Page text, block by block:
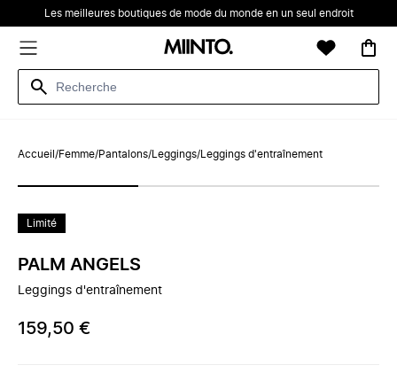
Les meilleures boutiques de mode du monde en un seul endroit
Accueil /Femme/Pantalons/ Leggings/ Leggings d'entraînement
Limité
PALM ANGELS
Leggings d'entraînement
159,50 €